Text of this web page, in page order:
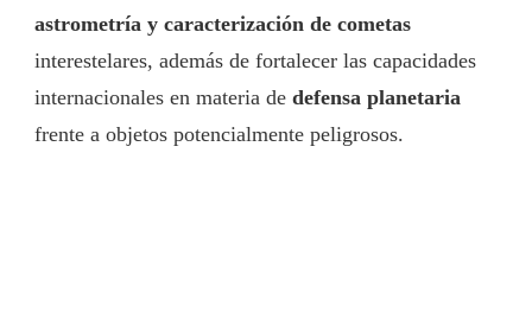
astrometría y caracterización de cometas
interestelares, además de fortalecer las capacidades
internacionales en materia de defensa planetaria
frente a objetos potencialmente peligrosos.